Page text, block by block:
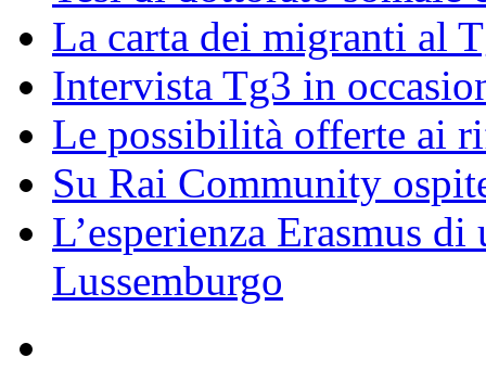
La carta dei migranti al
Intervista Tg3 in
Le possibilità offerte ai
Su Rai Community
L’esperienza Erasmus
Lussemburgo